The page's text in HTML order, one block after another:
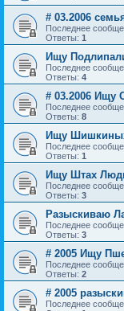
# 03.2006
Последнее
Ответы: 1
Ищу
Последнее
Ответы: 4
# 03.2006 Ищу
Последнее
Ответы: 8
Ищу
Последнее
Ответы: 1
Ищу Штах
Последнее
Ответы: 3
Разыскиваю
Последнее
Ответы: 3
# 2005 Ищу
Последнее
Ответы: 2
# 2005
Последнее